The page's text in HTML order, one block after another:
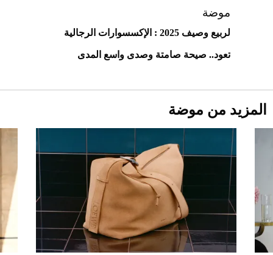
Aston Martin Valiant: على هوى الأبطال
موضة
لربيع وصيف 2025 : الإكسسوارات الرجالية
تعود.. صيحة صامتة وصدى واسع المدى
المزيد من موضة